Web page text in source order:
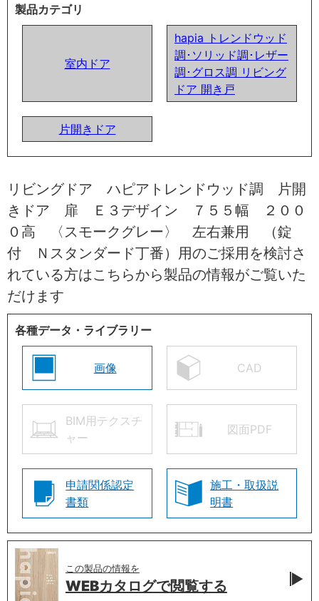
製品カテゴリ
室内ドア
hapia トレンドウッド
調･ソリッド調･レザー
調･グロス調 リビング
ドア 開き戸
片開きドア
リビングドア ハピアトレンドウッド調 片開
きドア 扉 Ｅ３デザイン ７５５幅 ２００
０高 〈スモークグレー〉 左右兼用 （錠
付 Ｎスタンダード丁番）用のご採用を検討さ
れている方はこちらから製品の情報がご覧いた
だけます
各種データ・ライブラリー
画像 CAD
BIM用テクスチ
ャー
図面PDF
申請関係認定
書類
施工・取扱説
明書
この製品の情報を
WEBカタログで閲覧する